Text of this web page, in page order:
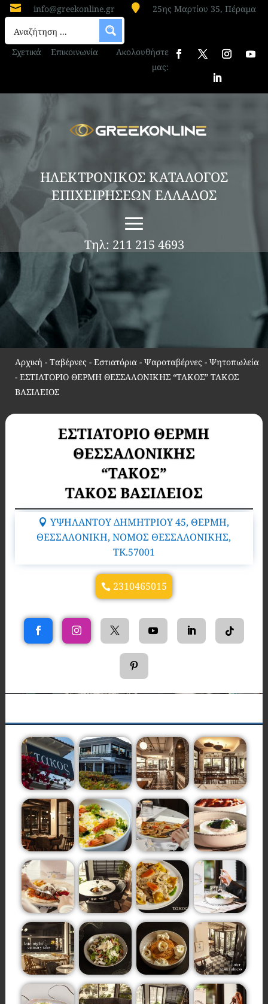
 info@greekonline.gr  25ης Μαρτίου 35, Πέραμα
Σχετικά Επικοινωνία
Ακολουθήστε
μας:
ΗΛΕΚΤΡΟΝΙΚΟΣ ΚΑΤΑΛΟΓΟΣ
ΕΠΙΧΕΙΡΗΣΕΩΝ ΕΛΛΑΔΟΣ
Τηλ: 211 215 4693
Αρχική - Ταβέρνες - Εστιατόρια - Ψαροταβέρνες - Ψητοπωλεία
- ΕΣΤΙΑΤΟΡΙΟ ΘΕΡΜΗ ΘΕΣΣΑΛΟΝΙΚΗΣ “ΤΑΚΟΣ” ΤΑΚΟΣ
ΒΑΣΙΛΕΙΟΣ
ΕΣΤΙΑΤΟΡΙΟ ΘΕΡΜΗ
ΘΕΣΣΑΛΟΝΙΚΗΣ
“ΤΑΚΟΣ”
ΤΑΚΟΣ ΒΑΣΙΛΕΙΟΣ
ΥΨΗΛΑΝΤΟΥ ΔΗΜΗΤΡΙΟΥ 45, ΘΕΡΜΗ,
ΘΕΣΣΑΛΟΝΙΚΗ, ΝΟΜΟΣ ΘΕΣΣΑΛΟΝΙΚΗΣ,
TK.57001
2310465015